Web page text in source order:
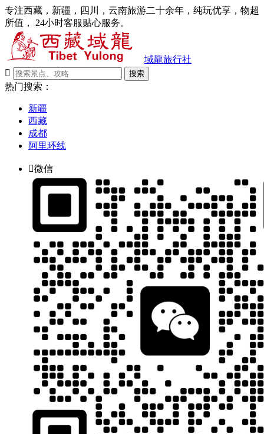
专注西藏，新疆，四川，云南旅游二十余年，纯玩优享，物超
所值， 24小时客服贴心服务。
域龍旅行社

搜索
热门搜索：
新疆
西藏
成都
阿里环线
微信